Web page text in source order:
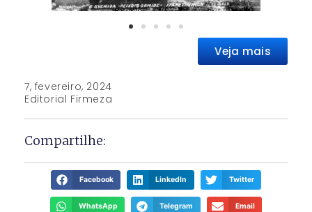
Veja mais
7, fevereiro, 2024
Editorial Firmeza
Compartilhe:
Facebook LinkedIn Twitter
WhatsApp Telegram Email